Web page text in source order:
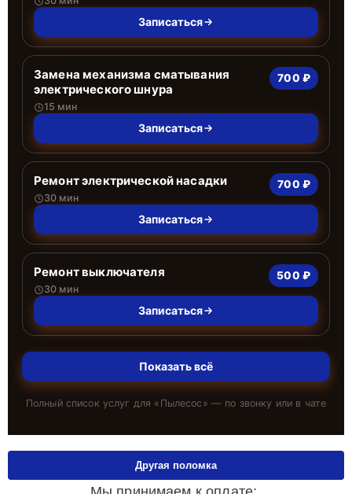
Записаться
Замена механизма сматывания
электрического шнура
15 мин
700 ₽
Записаться
Ремонт электрической насадки
30 мин
700 ₽
Записаться
Ремонт выключателя
30 мин
500 ₽
Записаться
Показать всё
Полный список услуг для « Пылесос » — по звонку или в чате
Другая поломка